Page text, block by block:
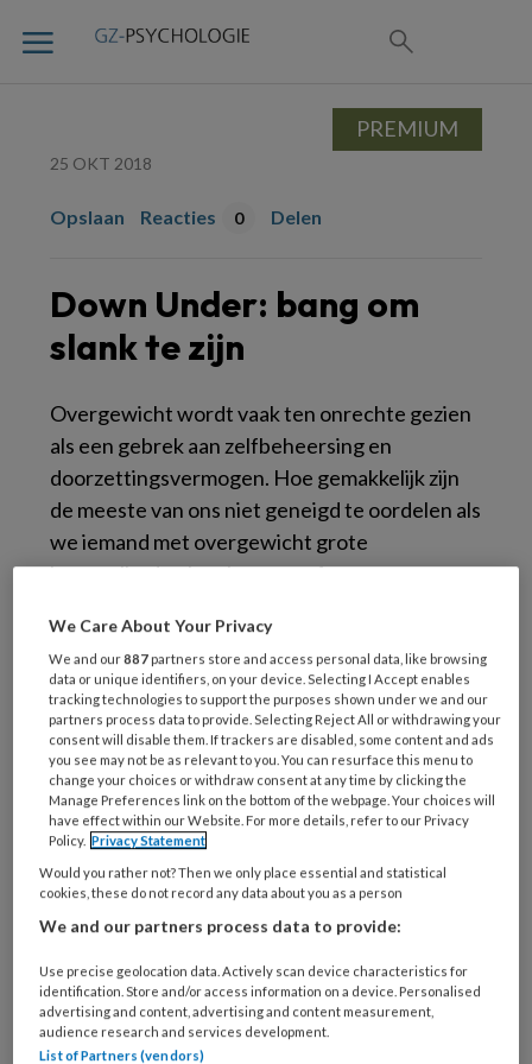
25 OKT 2018
Opslaan Reacties 0 Delen
Down Under: bang om
slank te zijn
Overgewicht wordt vaak ten onrechte gezien
als een gebrek aan zelfbeheersing en
doorzettingsvermogen. Hoe gemakkelijk zijn
de meeste van ons niet geneigd te oordelen als
we iemand met overgewicht grote
hoeveelheden hamburgers of taart naar
psychologische mechanismen hiervan zijn
echter veel ingewikkelder; overgewicht is een
multifactorieel probleem en onverwerkte
jeugdtrauma’s kunnen een belangrijke
risicofactor zijn. Ondanks dat ik redelijk
deskundig ben in overgewicht bij kinderen,
werd ik toch verrast door wat mijn patiënte
Nicole over zichzelf ontdekte.
Ik behandel Nicole al een half jaar maandelijks
daardoor nu veel vrolijker, minder opvliegend
naar haar twee dochters en ze is onlangs
gestart met een opleiding. Vrezend voor haar
PREMIUM
We Care About Your Privacy
We and our887 partners store and access personal data, like browsing
data or unique identifiers, on your device. Selecting I Accept enables
tracking technologies to support the purposes shown under we and our
partners process data to provide. Selecting Reject All or withdrawing your
consent will disable them. If trackers are disabled, some content and ads
you see may not be as relevant to you. You can resurface this menu to
change your choices or withdraw consent at any time by clicking the
Manage Preferences link on the bottom of the webpage. Your choices will
have effect within our Website. For more details, refer to our Privacy
Policy. Privacy Statement
Would you rather not? Then we only place essential and statistical
cookies, these do not record any data about you as a person
We and our partners process data to provide:
Use precise geolocation data. Actively scan device characteristics for
identification. Store and/or access information on a device. Personalised
advertising and content, advertising and content measurement,
audience research and services development.
List of Partners (vendors)